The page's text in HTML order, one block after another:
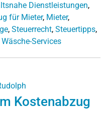
Dienstleistungen,
für Mieter, Mieter,
, Steuerrecht, Steuertipps,
Wäsche-Services
Kostenabzug